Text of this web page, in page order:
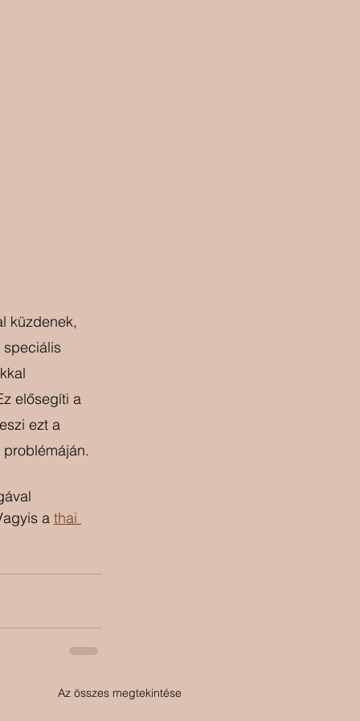
küzdenek,
speciális
elősegíti a
ezt a
a thai
Az összes megtekintése